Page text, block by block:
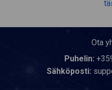
Ota
Puhelin:
Sähköposti: